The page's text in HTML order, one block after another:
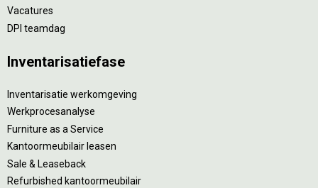
Vacatures
DPI teamdag
Inventarisatiefase
Inventarisatie werkomgeving
Werkprocesanalyse
Furniture as a Service
Kantoormeubilair leasen
Sale & Leaseback
Refurbished kantoormeubilair